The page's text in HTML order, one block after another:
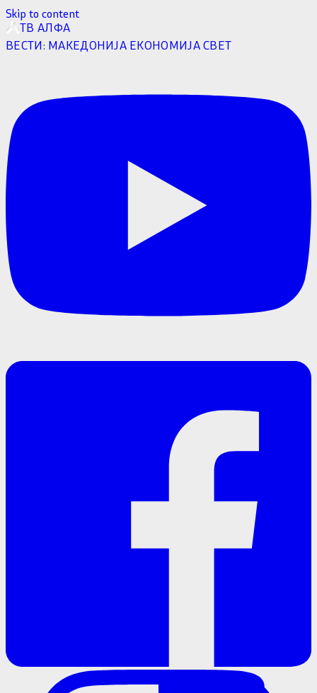
Skip to content
ТВ АЛФА
ВЕСТИ: МАКЕДОНИЈА ЕКОНОМИЈАСВЕТ